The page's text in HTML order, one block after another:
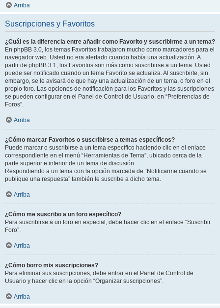
Arriba
Suscripciones y Favoritos
¿Cuál es la diferencia entre añadir como Favorito y suscribirme a un tema?
En phpBB 3.0, los temas Favoritos trabajaron mucho como marcadores para el
navegador web. Usted no era alertado cuando había una actualización. A
partir de phpBB 3.1, los Favoritos son más como suscribirse a un tema. Usted
puede ser notificado cuando un tema Favorito se actualiza. Al suscribirte, sin
embargo, se le avisará de que hay una actualización de un tema, o foro en el
propio foro. Las opciones de notificación para los Favoritos y las suscripciones
se pueden configurar en el Panel de Control de Usuario, en “Preferencias de
Foros”.
Arriba
¿Cómo marcar Favoritos o suscribirse a temas específicos?
Puede marcar o suscribirse a un tema específico haciendo clic en el enlace
correspondiente en el menú “Herramientas de Tema”, ubicado cerca de la
parte superior e inferior de un tema de discusión.
Respondiendo a un tema con la opción marcada de “Notificarme cuando se
publique una respuesta” también le suscribe a dicho tema.
Arriba
¿Cómo me suscribo a un foro específico?
Para suscribirse a un foro en especial, debe hacer clic en el enlace “Suscribir
Foro”.
Arriba
¿Cómo borro mis suscripciones?
Para eliminar sus suscripciones, debe entrar en el Panel de Control de
Usuario y hacer clic en la opción “Organizar suscripciones”.
Arriba